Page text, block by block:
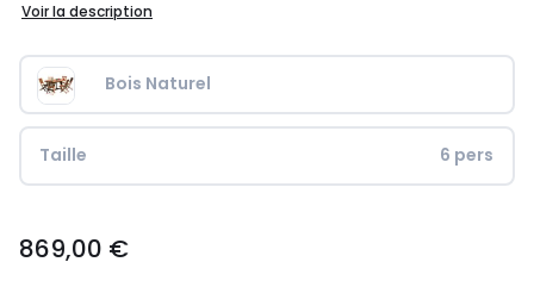
Voir la description
Bois Naturel
Taille 6 pers
€.
869,00 €